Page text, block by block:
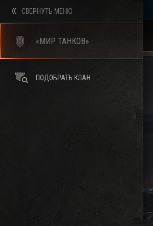
СВЕРНУТЬ МЕНЮ
«МИР ТАНКОВ»
ПОДОБРАТЬ КЛАН